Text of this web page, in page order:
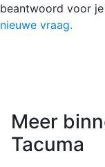
beantwoord voor je
nieuwe vraag.
Meer
Tacuma